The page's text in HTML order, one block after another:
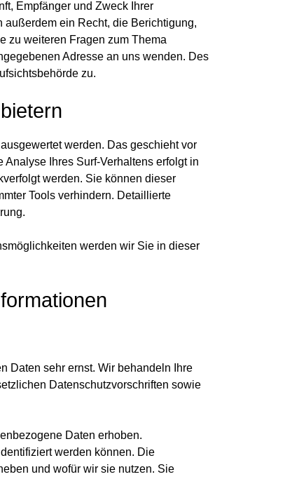
Empfänger und Zweck Ihrer
ein Recht, die Berichtigung,
zu weiteren Fragen zum Thema
Adresse an uns wenden. Des
zu.
werden. Das geschieht vor
Ihres Surf-Verhaltens erfolgt in
werden. Sie können dieser
Tools verhindern. Detaillierte
werden wir Sie in dieser
Daten sehr ernst. Wir behandeln Ihre
Datenschutzvorschriften sowie
Daten erhoben.
werden können. Die
und wofür wir sie nutzen. Sie